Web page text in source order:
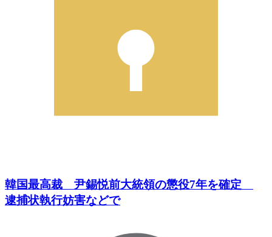
韓国最高裁 尹錫悦前大統領の懲役7年を確定
逮捕状執行妨害などで